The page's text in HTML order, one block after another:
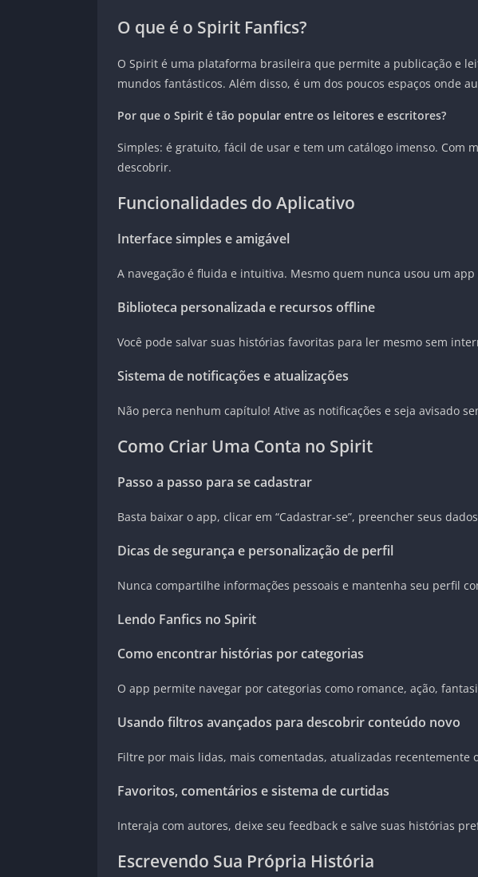
O que é o Spirit Fanfics?
O Spirit é uma plataforma brasileira que permite a publicação e
mundos fantásticos. Além disso, é um dos poucos espaços onde
Por que o Spirit é tão popular entre os leitores e escritores?
Simples: é gratuito, fácil de usar e tem um catálogo imenso. Com
descobrir.
Funcionalidades do Aplicativo
Interface simples e amigável
A navegação é fluida e intuitiva. Mesmo quem nunca usou um
Biblioteca personalizada e recursos offline
Você pode salvar suas histórias favoritas para ler mesmo sem
Sistema de notificações e atualizações
Não perca nenhum capítulo! Ative as notificações e seja avisado
Como Criar Uma Conta no Spirit
Passo a passo para se cadastrar
Basta baixar o app, clicar em “Cadastrar-se”, preencher seus
Dicas de segurança e personalização de perfil
Nunca compartilhe informações pessoais e mantenha seu perfil
Lendo Fanfics no Spirit
Como encontrar histórias por categorias
O app permite navegar por categorias como romance, ação,
Usando filtros avançados para descobrir conteúdo novo
Filtre por mais lidas, mais comentadas, atualizadas
Favoritos, comentários e sistema de curtidas
Interaja com autores, deixe seu feedback e salve suas histórias
Escrevendo Sua Própria História